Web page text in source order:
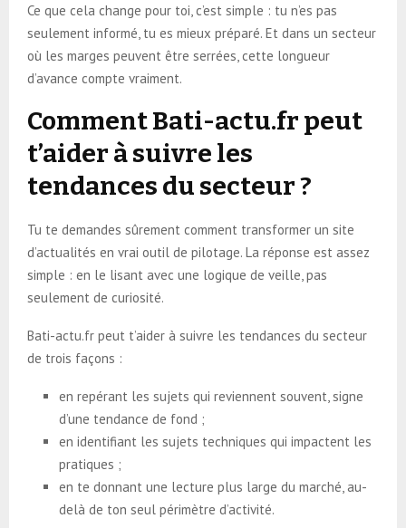
Ce que cela change pour toi, c’est simple : tu n’es pas
seulement informé, tu es mieux préparé. Et dans un secteur
où les marges peuvent être serrées, cette longueur
d’avance compte vraiment.
Comment Bati-actu.fr peut
t’aider à suivre les
tendances du secteur ?
Tu te demandes sûrement comment transformer un site
d’actualités en vrai outil de pilotage. La réponse est assez
simple : en le lisant avec une logique de veille, pas
seulement de curiosité.
Bati-actu.fr peut t’aider à suivre les tendances du secteur
de trois façons :
en repérant les sujets qui reviennent souvent, signe
d’une tendance de fond ;
en identifiant les sujets techniques qui impactent les
pratiques ;
en te donnant une lecture plus large du marché, au-
delà de ton seul périmètre d’activité.